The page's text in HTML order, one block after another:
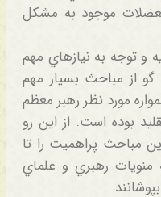
معضلات موجود به مشكل
و توجه به نيازهاي مهم
از مباحث بسيار مهم
مورد نظر رهبر معظم
بوده است. از اين رو
مباحث پراهميت را تا
منويات رهبري و علماي